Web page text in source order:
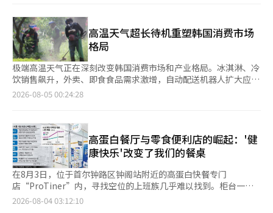
韩世YES24集团的全公司讲座自2011年开始实施，作为内部教育项
目，邀请外部专家，涵盖气候危机、领导力、激励等多个领域。
最近，该集团正在扩大AI相关教育的比重。去年，邀请了韩国科学
技术院（KAIST）AI研究生院的教授崔在植，进行了一场提升员工
AI理解和工作应用能力的讲座。 韩世YES24控股公司的相关人士表
示：“通过专家教育，建立适应AI时代的组织文化，提高员工的实
务能力，同时加快集团整体的AX推进。” 此外，韩世YES24控股
公司和韩世实业最近分别发布了包含集团可持续发展愿景、主要
续发展报告》。 在此次报告中，韩世YES24控股公司将‘应对气候
变化’、‘可持续产品与服务’、‘人权管理与组织文化’作为核
心战略任务，并提出了集团层面的AI转型战略和路线图。 ※ 本报
道经人工智能（AI）系统翻译与编辑。
全标准，已采取措施阻止其流通。此次调查的整体不合格率为
19%，是今年上半年国内流通产品平均不合格率5%的约4倍。调
查主要集中在夏季需求较大的水上游乐设施和幼儿及儿童用纺织品
等。在228款儿童产品中，有51款未能满足安全标准。具体品类包
括21款水上游乐设施、18款儿童纺织品、5款婴儿纺织品和3款儿
童皮革产品。特别是儿童用充气水上游乐设施中，20款产品中有
18款不合格，不合格率高达90%。部分产品的管道厚度低于标
准，或未配备在事故发生时能够保持浮力的辅助气室。在调查的33
格，记录了39%的不合格率。在111款生活用品中，有23款不合
格。调查的18款充气水上游乐设施全部不合格，而电动滑板车和普
通滑板车各有2款未能满足安全标准。在145款电器中，有20款被
判定为不合格。其中，发光二极管（LED）灯具最多，有10款不合
格，其次是直流电源装置6款和电池3款。LED灯具的调查中，22
款产品中有10款不合格，不合格率为45%。国家技术标准院已在
产品安全信息门户和消费者24上公开了94款不合格产品的信息，
并建议海外直购平台运营商删除相关产品信息，同时请求海关阻止
高温天气超长待机重塑韩国消费市场
格局
极端高温天气正在深刻改变韩国消费市场和产业格局。冰淇淋、冷
饮销售飙升，外卖、即食食品需求激增，自动配送机器人扩大应
用，高温经济正成为推动产业变革的新动力。 据相关业界4日消
淇淋销量环比增长超20%，同比增长超10%。 咖啡及饮料连锁品
牌同样迎来销售高峰，上月25日至本月2日，星巴克冰美式销量环
比增长约37%,夏季新品水蜜桃系列口味饮品销量增长43%。 防暑
用品需求也迅速上升。乐天百货数据显示，上月25日至本月2日，
墨镜和遮阳伞销量分别增长30%和15%，凉感寝具销量增长
10%。家电卖场乐天Hi-Mart空调销量环比增长40%。 美妆服装市
场中，“清凉消费”成为关键词。MUSINSA旗下时尚平台29CM上
月1日至本月2日期间，“亚麻长裤”“亚麻针织衫”关键词搜索量
2026-08-05 00:24:28
高蛋白餐厅与零食便利店的崛起：'健
康快乐'改变了我们的餐桌
在8月3日，位于首尔钟路区钟阁站附近的高蛋白快餐专门
店“ProTiner”内，寻找空位的上班族几乎难以找到。柜台一
侧，打包好的食品整齐排列，外卖员也不断进出店铺取餐。
2026-08-04 03:12:10